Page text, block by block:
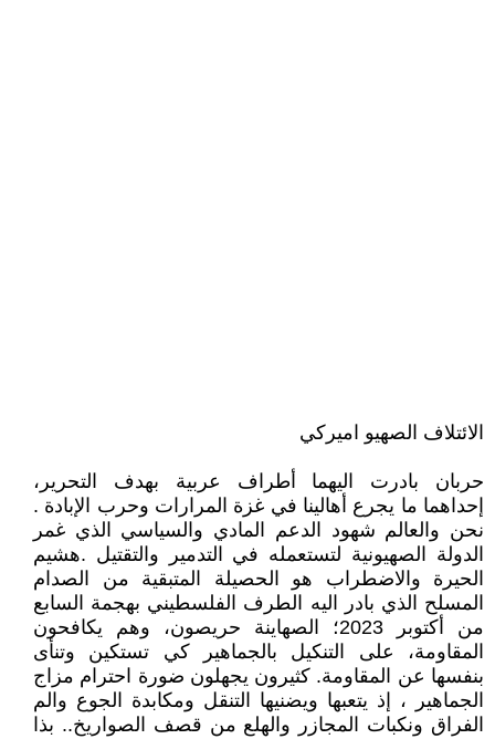
الائتلاف الصهيو اميركي
حربان بادرت اليهما أطراف عربية بهدف التحرير،
إحداهما ما يجرع أهالينا في غزة المرارات وحرب الإبادة .
نحن والعالم شهود الدعم المادي والسياسي الذي غمر
الدولة الصهيونية لتستعمله في التدمير والتقتيل .هشيم
الحيرة والاضطراب هو الحصيلة المتبقية من الصدام
المسلح الذي بادر اليه الطرف الفلسطيني بهجمة السابع
من أكتوبر 2023؛ الصهاينة حريصون، وهم يكافحون
المقاومة، على التنكيل بالجماهير كي تستكين وتنأى
بنفسها عن المقاومة. كثيرون يجهلون ضورة احترام مزاج
الجماهير ، إذ يتعبها ويضنيها التنقل ومكابدة الجوع والم
الفراق ونكبات المجازر والهلع من قصف الصواريخ.. بذا